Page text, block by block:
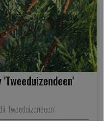
'Tweeduizendeen'